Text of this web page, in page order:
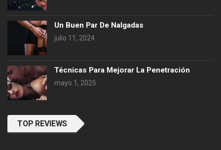
Un Buen Par De Nalgadas
julio 11, 2024
Técnicas Para Mejorar La Penetración
mayo 1, 2025
TOP REVIEWS